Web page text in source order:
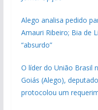
Alego analisa pedido
Amauri Ribeiro; Bia de
“absurdo”
O líder do União Brasil
Goiás (Alego),
protocolou um